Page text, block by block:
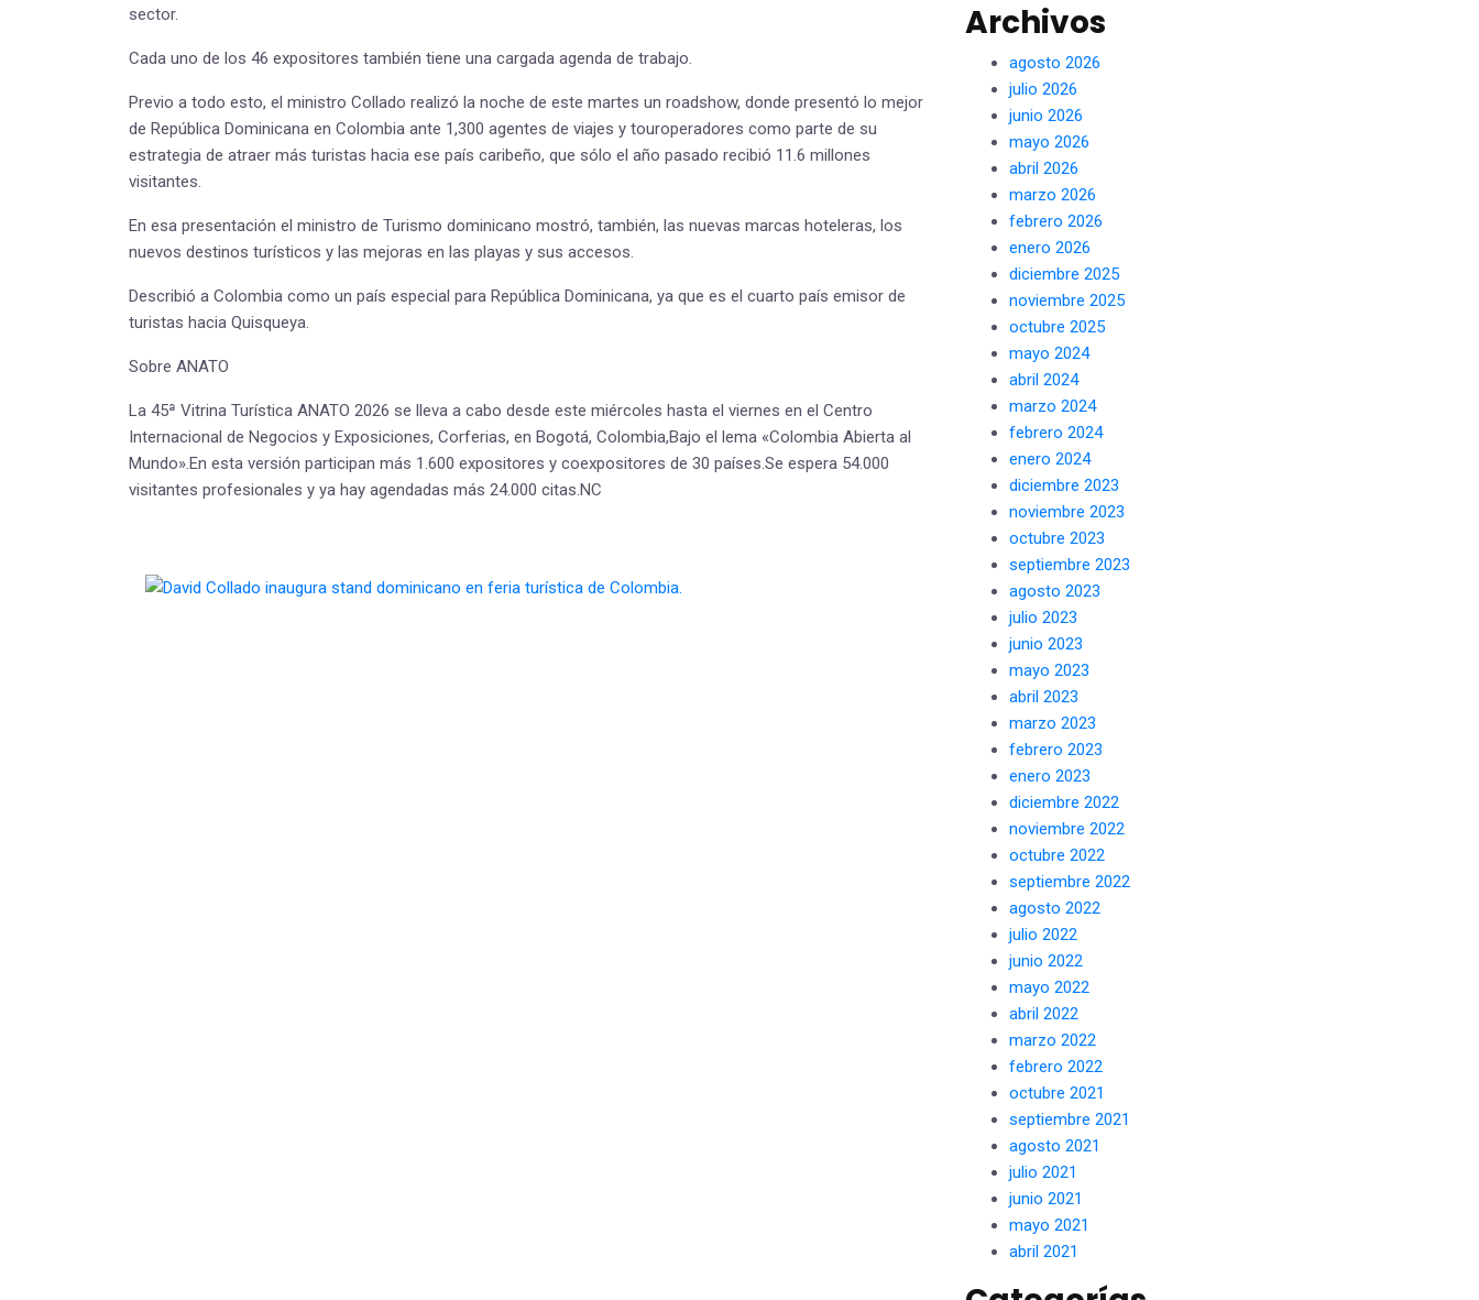
sector.
Cada uno de los 46 expositores también tiene una cargada agenda de trabajo.
Previo a todo esto, el ministro Collado realizó la noche de este martes un roadshow, donde presentó lo mejor
de República Dominicana en Colombia ante 1,300 agentes de viajes y touroperadores como parte de su
estrategia de atraer más turistas hacia ese país caribeño, que sólo el año pasado recibió 11.6 millones
visitantes.
En esa presentación el ministro de Turismo dominicano mostró, también, las nuevas marcas hoteleras, los
nuevos destinos turísticos y las mejoras en las playas y sus accesos.
Describió a Colombia como un país especial para República Dominicana, ya que es el cuarto país emisor de
turistas hacia Quisqueya.
Sobre ANATO
La 45ª Vitrina Turística ANATO 2026 se lleva a cabo desde este miércoles hasta el viernes en el Centro
Internacional de Negocios y Exposiciones, Corferias, en Bogotá, Colombia,Bajo el lema «Colombia Abierta al
Mundo».En esta versión participan más 1.600 expositores y coexpositores de 30 países.Se espera 54.000
visitantes profesionales y ya hay agendadas más 24.000 citas.NC
Archivos
agosto 2026
julio 2026
junio 2026
mayo 2026
abril 2026
marzo 2026
febrero 2026
enero 2026
diciembre 2025
noviembre 2025
octubre 2025
mayo 2024
abril 2024
marzo 2024
febrero 2024
enero 2024
diciembre 2023
noviembre 2023
octubre 2023
septiembre 2023
agosto 2023
julio 2023
junio 2023
mayo 2023
abril 2023
marzo 2023
febrero 2023
enero 2023
diciembre 2022
noviembre 2022
octubre 2022
septiembre 2022
agosto 2022
julio 2022
junio 2022
mayo 2022
abril 2022
marzo 2022
febrero 2022
octubre 2021
septiembre 2021
agosto 2021
julio 2021
junio 2021
mayo 2021
abril 2021